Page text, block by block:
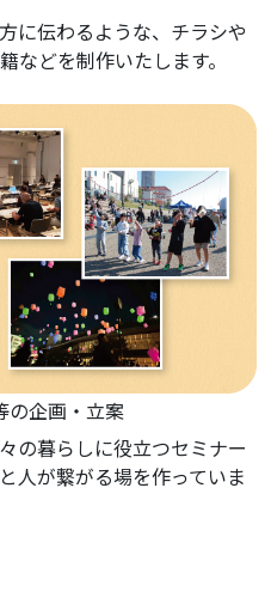
に伝わるような、チラシや
などを制作いたします。
の企画・立案
の暮らしに役立つセミナー
人が繋がる場を作っていま